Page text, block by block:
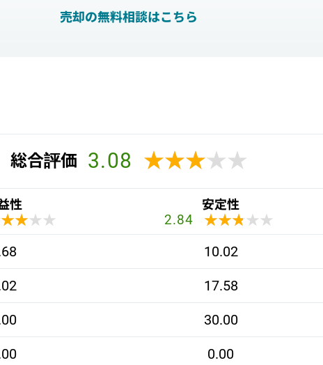
売却の無料相談はこちら
総合評価 3.08 ★★★★★
★★★★★
性 安定性
2.84 ★★★★★
★★★★★
10.02
17.58
30.00
0.00